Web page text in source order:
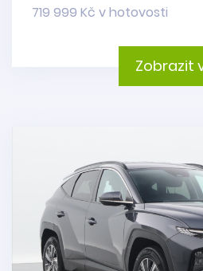
719 999 Kč v hotovosti
Zobrazit